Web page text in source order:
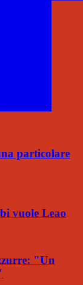
particolare
vuole Leao
"Un